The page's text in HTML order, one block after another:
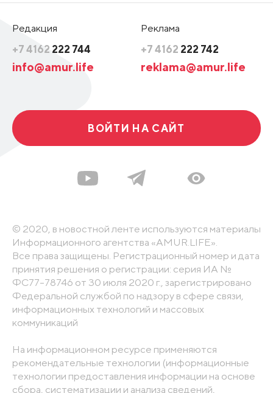
Редакция
+7 4162 222 744
info@amur.life
Реклама
+7 4162 222 742
reklama@amur.life
ВОЙТИ НА САЙТ
© 2020, в новостной ленте используются материалы
Информационного агентства «AMUR.LIFE».
Все права защищены. Регистрационный номер и дата
принятия решения о регистрации: серия ИА №
ФС77-78746 от 30 июля 2020 г., зарегистрировано
Федеральной службой по надзору в сфере связи,
информационных технологий и массовых
коммуникаций
На информационном ресурсе применяются
рекомендательные технологии (информационные
технологии предоставления информации на основе
сбора, систематизации и анализа сведений,